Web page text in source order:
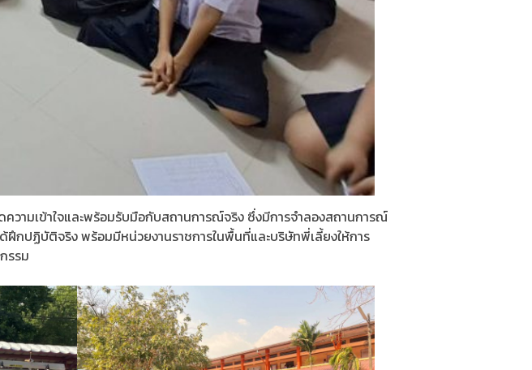
วามเข้าใจและพร้อมรับมือกับสถานการณ์จริง ซึ่งมีการจำลองสถานการณ์
ฝึกปฏิบัติจริง พร้อมมีหน่วยงานราชการในพื้นที่และบริษัทพี่เลี้ยงให้การ
รรม